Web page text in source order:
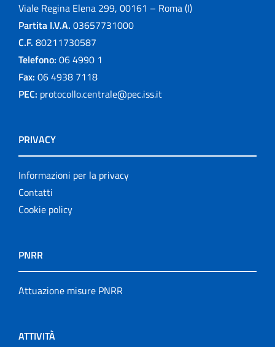
Viale Regina Elena 299, 00161 – Roma (I)
Partita I.V.A. 03657731000
C.F. 80211730587
Telefono: 06 4990 1
Fax: 06 4938 7118
PEC: protocollo.centrale@pec.iss.it
PRIVACY
Informazioni per la privacy
Contatti
Cookie policy
PNRR
Attuazione misure PNRR
ATTIVITÀ